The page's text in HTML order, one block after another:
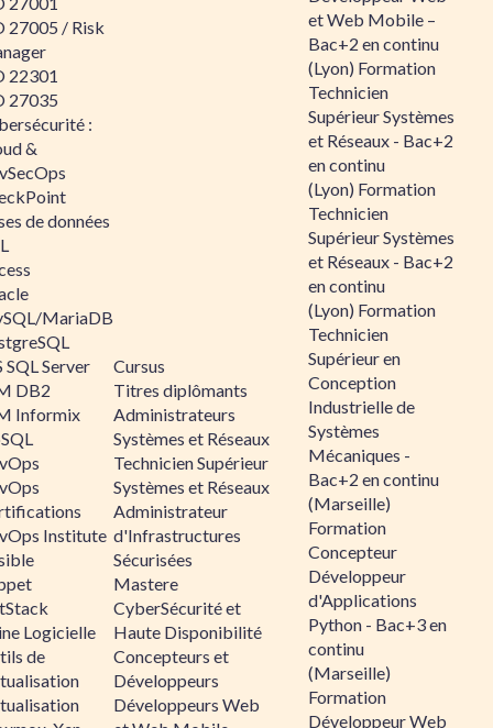
27005 / Risk
22301
27035
:
&
de données
MariaDB
SQL Server
DB2
Informix
Institute
Logicielle
de
Cursus
Titres diplômants
Administrateurs
Systèmes et Réseaux
Technicien Supérieur
Systèmes et Réseaux
Administrateur
d'Infrastructures
Sécurisées
Mastere
CyberSécurité et
Haute Disponibilité
Concepteurs et
Développeurs
Développeurs Web
et Web Mobile –
Bac+2 en continu
(Lyon) Formation
Technicien
Supérieur Systèmes
et Réseaux - Bac+2
en continu
(Lyon) Formation
Technicien
Supérieur Systèmes
et Réseaux - Bac+2
en continu
(Lyon) Formation
Technicien
Supérieur en
Conception
Industrielle de
Systèmes
Mécaniques -
Bac+2 en continu
(Marseille)
Formation
Concepteur
Développeur
d'Applications
Python - Bac+3 en
continu
(Marseille)
Formation
Développeur Web